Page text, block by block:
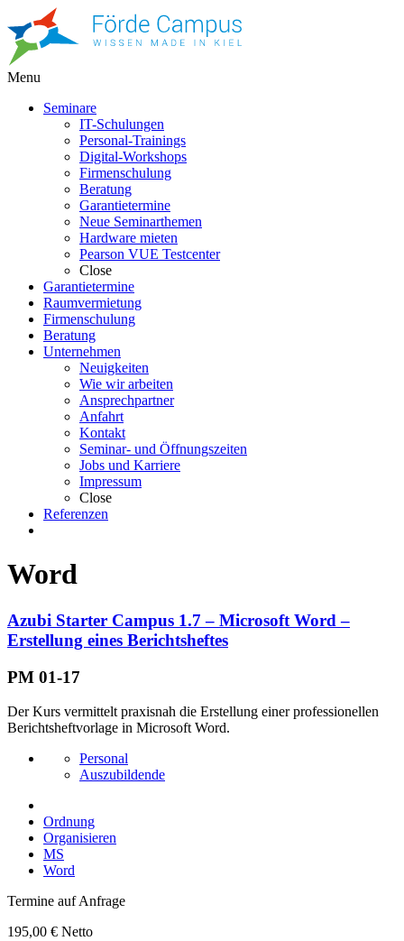
Menu
Seminare
IT-Schulungen
Personal-Trainings
Digital-Workshops
Firmenschulung
Beratung
Garantietermine
Neue Seminarthemen
Hardware mieten
Pearson VUE Testcenter
Close
Garantietermine
Raumvermietung
Firmenschulung
Beratung
Unternehmen
Neuigkeiten
Wie wir arbeiten
Ansprechpartner
Anfahrt
Kontakt
Seminar- und Öffnungszeiten
Jobs und Karriere
Impressum
Close
Referenzen
Word
Azubi Starter Campus 1.7 – Microsoft Word –
Erstellung eines Berichtsheftes
PM 01-17
Der Kurs vermittelt praxisnah die Erstellung einer professionellen
Berichtsheftvorlage in Microsoft Word.
Personal
Auszubildende
Ordnung
Organisieren
MS
Word
Termine auf Anfrage
195,00 € Netto